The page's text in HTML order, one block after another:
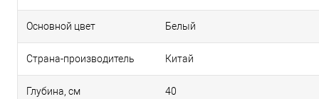
Основной цвет Белый
Страна-производитель Китай
Глубина, см 40